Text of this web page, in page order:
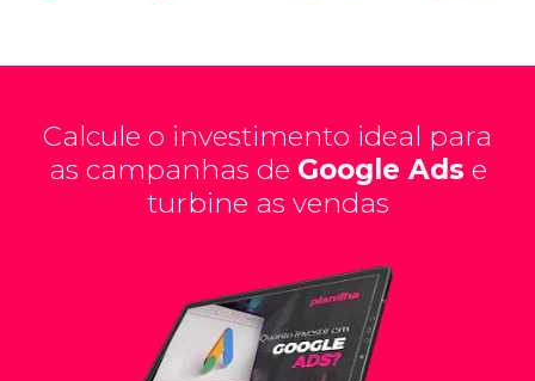
Calcule o investimento ideal para
as campanhas de Google Ads e
turbine as vendas